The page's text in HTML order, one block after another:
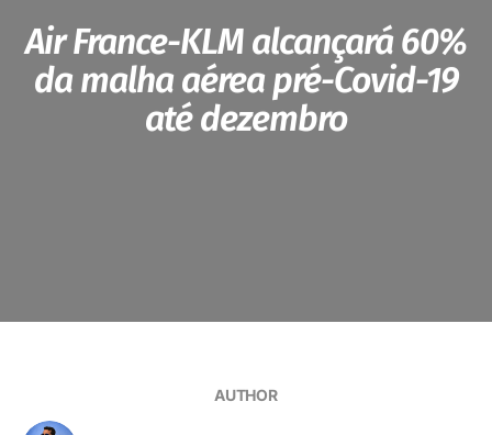
Air France-KLM alcançará 60%
da malha aérea pré-Covid-19
até dezembro
AUTHOR